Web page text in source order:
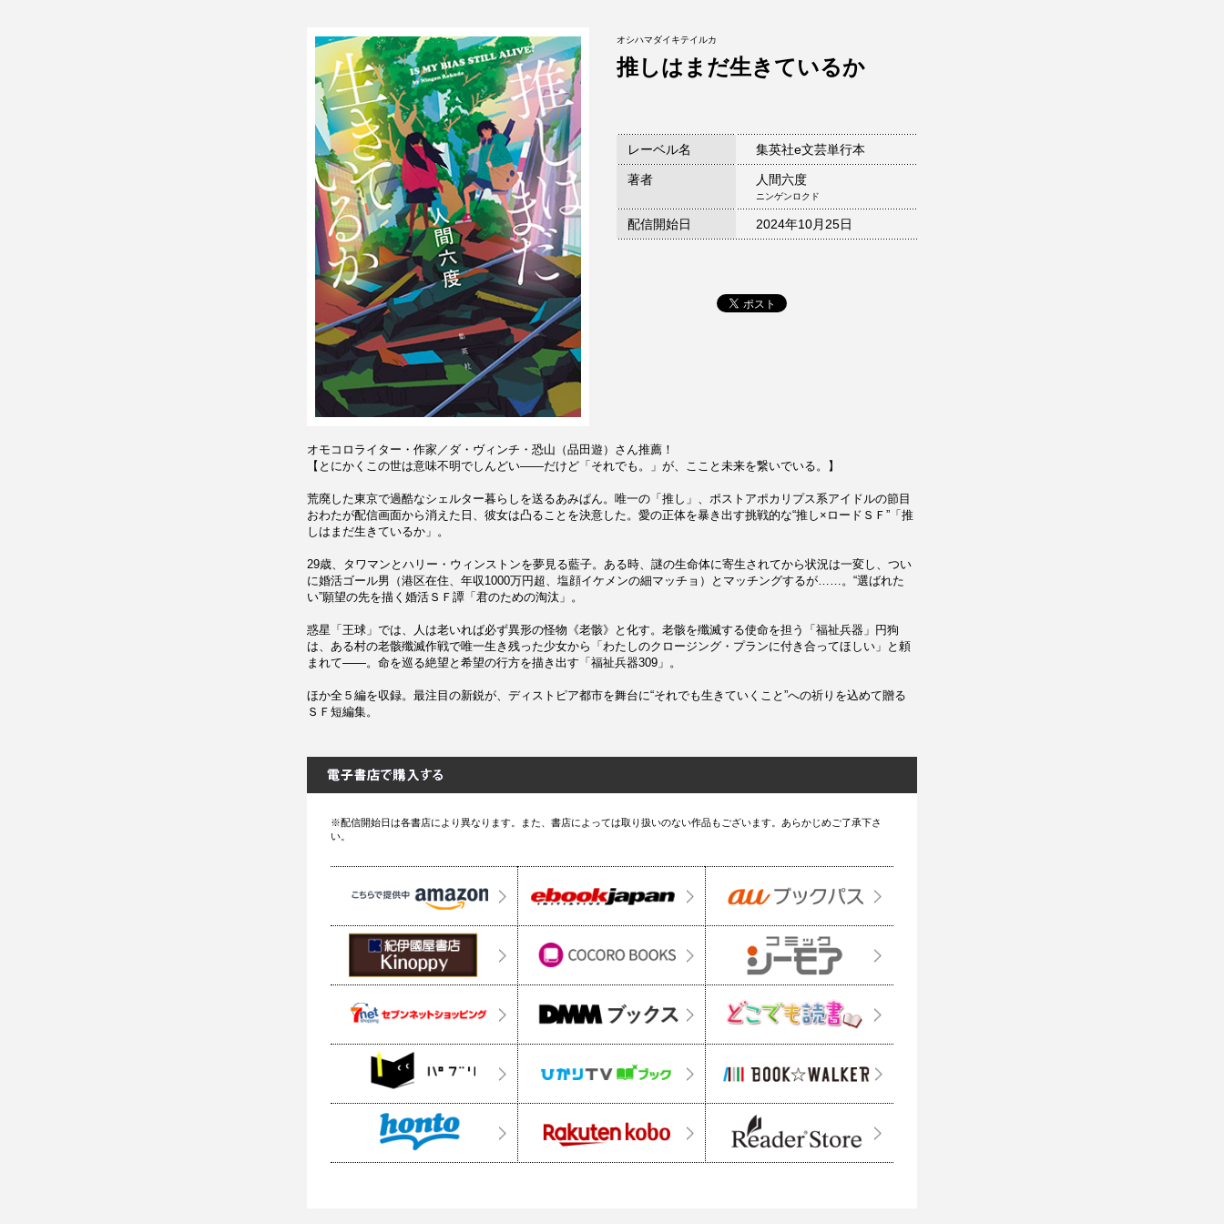
オシハマダイキテイルカ
推しはまだ生きているか
レーベル名 集英社e文芸単行本
著者 人間六度
ニンゲンロクド
配信開始日 2024年10月25日
オモコロライター・作家／ダ・ヴィンチ・恐山（品田遊）さん推薦！
【とにかくこの世は意味不明でしんどい――だけど「それでも。」が、ここと未来を繋いでいる。】
荒廃した東京で過酷なシェルター暮らしを送るあみぱん。唯一の「推し」、ポストアポカリプス系アイドルの節目
おわたが配信画面から消えた日、彼女は凸ることを決意した。愛の正体を暴き出す挑戦的な“推し×ロードＳＦ”「推
しはまだ生きているか」。
29歳、タワマンとハリー・ウィンストンを夢見る藍子。ある時、謎の生命体に寄生されてから状況は一変し、つい
に婚活ゴール男（港区在住、年収1000万円超、塩顔イケメンの細マッチョ）とマッチングするが……。“選ばれた
い”願望の先を描く婚活ＳＦ譚「君のための淘汰」。
惑星「王球」では、人は老いれば必ず異形の怪物《老骸》と化す。老骸を殲滅する使命を担う「福祉兵器」円狗
は、ある村の老骸殲滅作戦で唯一生き残った少女から「わたしのクロージング・プランに付き合ってほしい」と頼
まれて――。命を巡る絶望と希望の行方を描き出す「福祉兵器309」。
ほか全５編を収録。最注目の新鋭が、ディストピア都市を舞台に“それでも生きていくこと”への祈りを込めて贈る
ＳＦ短編集。
※配信開始日は各書店により異なります。また、書店によっては取り扱いのない作品もございます。あらかじめご了承下さ
い。